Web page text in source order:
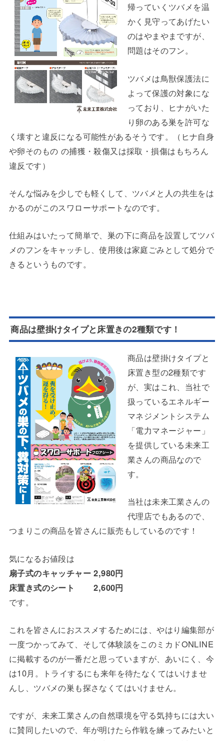
帰っていくツバメを温
かく見守ってあげたい
のはやまやまですが、
問題はそのフン。
ツバメは鳥獣保護法に
よって保護の対象にな
っており、ヒナがいた
り卵のある巣を許可な
く壊すと違反になる可能性があるそうです。（ヒナ自身
や卵そのもの の捕獲・殺傷又は採取・損傷はもちろん
違反です）
そんな悩みを少しでも軽くして、ツバメと人の共生をは
かるのがこのスワローサポートなのです。
仕組みはいたって簡単で、巣の下に商品を設置してツバ
メのフンをキャッチし、使用後は家庭ごみとして処分で
きるというものです。
商品は壁掛けタイプと床置きの2種類です！
商品は壁掛けタイプと
床置き型の2種類です
が、実はこれ、当社で
扱っているエネルギー
マネジメントシステム
「電力マネージャー」
を提供している未来工
業さんの商品なので
す。
当社は未来工業さんの
代理店でもあるので、
つまりこの商品を皆さんに販売もしているのです！
気になるお値段は
扇子式のキャッチャー 2,980円
床置き式のシート 2,600円
です。
これを皆さんにおススメするためには、やはり編集部が
一度つかってみて、そして体験談をこのミカドONLINE
に掲載するのが一番だと思っていますが、あいにく、今
は10月。トライするにも来年を待たなくてはいけませ
んし、ツバメの巣も探さなくてはいけません。
ですが、未来工業さんの自然環境を守る気持ちには大い
に賛同したいので、年が明けたら作戦を練ってみたいと